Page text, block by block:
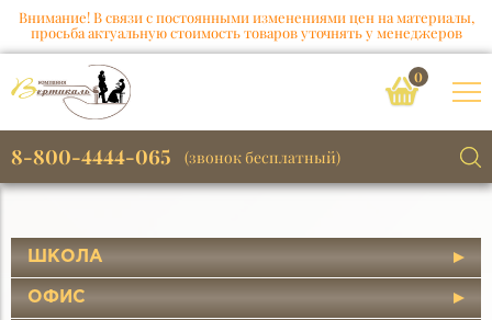
Внимание! В связи с постоянными изменениями цен на материалы,
просьба актуальную стоимость товаров уточнять у менеджеров
0
8-800-4444-065 (звонок бесплатный)
ШКОЛА
ОФИС